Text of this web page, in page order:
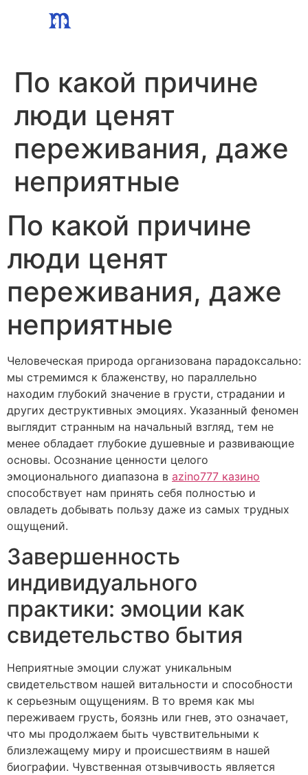
По какой причине
люди ценят
переживания, даже
неприятные
По какой причине
люди ценят
переживания, даже
неприятные
Человеческая природа организована парадоксально:
мы стремимся к блаженству, но параллельно
находим глубокий значение в грусти, страдании и
других деструктивных эмоциях. Указанный феномен
выглядит странным на начальный взгляд, тем не
менее обладает глубокие душевные и развивающие
основы. Осознание ценности целого
эмоционального диапазона в azino777 казино
способствует нам принять себя полностью и
овладеть добывать пользу даже из самых трудных
ощущений.
Завершенность
индивидуального
практики: эмоции как
свидетельство бытия
Неприятные эмоции служат уникальным
свидетельством нашей витальности и способности
к серьезным ощущениям. В то время как мы
переживаем грусть, боязнь или гнев, это означает,
что мы продолжаем быть чувствительными к
близлежащему миру и происшествиям в нашей
биографии. Чувственная отзывчивость является